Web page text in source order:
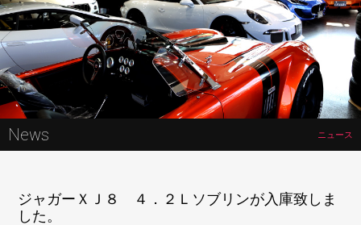
News ニュース
ジャガーＸＪ８ ４．２Ｌソブリンが入庫致しま
した。